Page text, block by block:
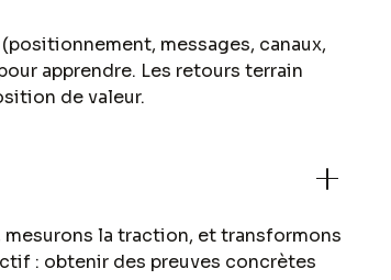
messages, canaux,
apprendre. Les retours terrain
de valeur.
la traction, et transformons
: obtenir des preuves concrètes